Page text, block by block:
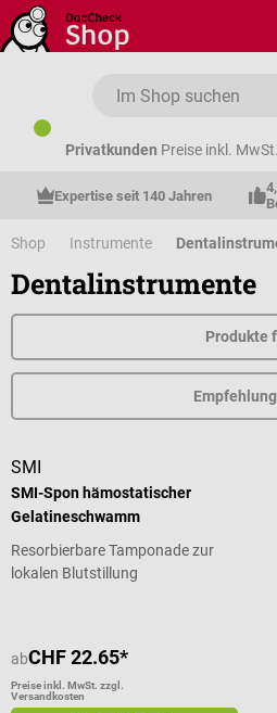
Zum Hauptinhalt springen
Privatkunden Preise inkl. MwSt.
Expertise seit 140 Jahren
Shop Instrumente
Dentalinstrumente
Produkte
SMI
SMI-Spon hämostatischer
Gelatineschwamm
Resorbierbare Tamponade zur
lokalen Blutstillung
abCHF 22.65*
Preise inkl. MwSt. zzgl.
Versandkosten